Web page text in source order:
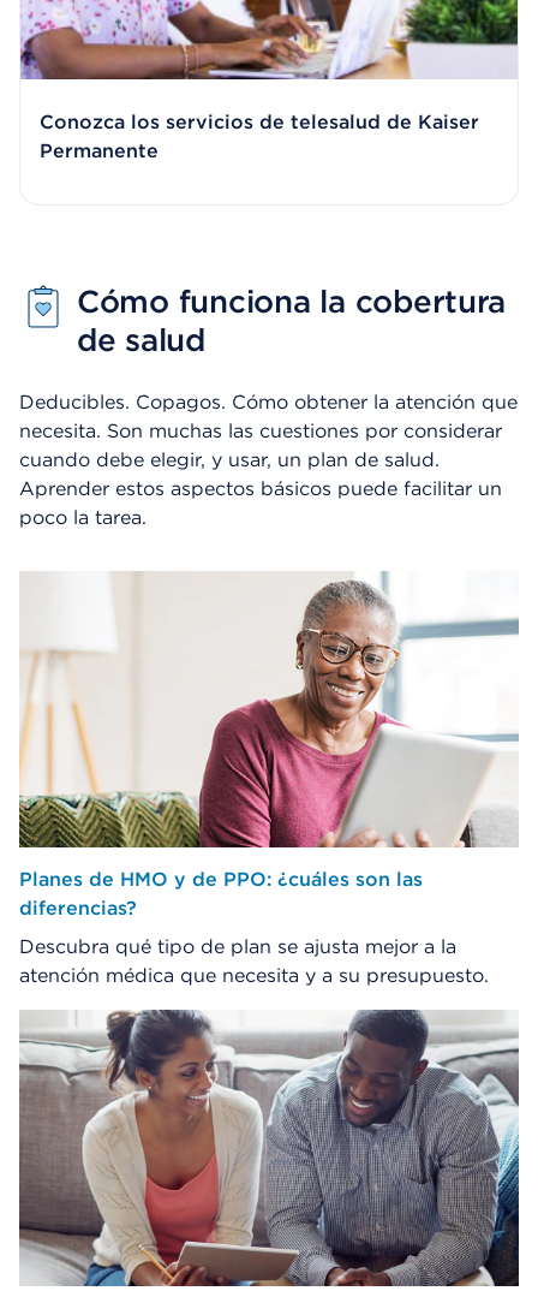
Conozca los servicios de telesalud de Kaiser
Permanente
Cómo funciona la cobertura
de salud
Deducibles. Copagos. Cómo obtener la atención que
necesita. Son muchas las cuestiones por considerar
cuando debe elegir, y usar, un plan de salud.
Aprender estos aspectos básicos puede facilitar un
poco la tarea.
Planes de HMO y de PPO: ¿cuáles son las
diferencias?
Descubra qué tipo de plan se ajusta mejor a la
atención médica que necesita y a su presupuesto.